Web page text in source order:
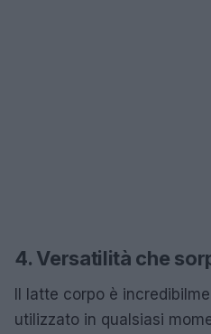
4. Versatilità che
Il latte corpo è
utilizzato in qualsiasi